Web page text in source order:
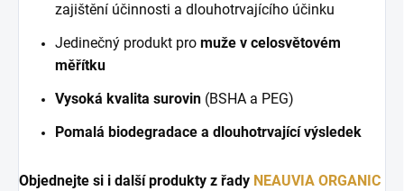
zajištění účinnosti a dlouhotrvajícího účinku
Jedinečný produkt pro muže v celosvětovém
měřítku
Vysoká kvalita surovin (BSHA a PEG)
Pomalá biodegradace a dlouhotrvající výsledek
Objednejte si i další produkty z řady NEAUVIA ORGANIC